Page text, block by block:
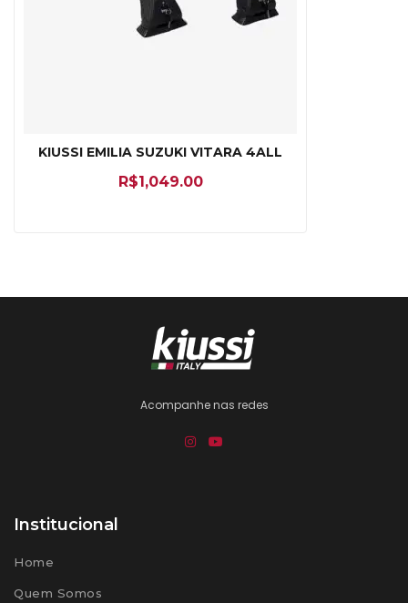
KIUSSI EMILIA SUZUKI VITARA 4ALL
R$1,049.00
Acompanhe nas redes
Institucional
Home
Quem Somos